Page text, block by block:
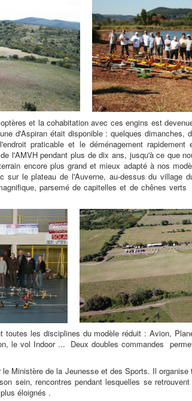
et la cohabitation avec ces engins est
d'Aspiran était disponible : quelques dimanches,
praticable et le déménagement rapidement
l'AMVH pendant plus de dix ans, jusqu'à ce que
encore plus grand et mieux adapté à nos
sur le plateau de l'Auverne, au-dessus du village
parsemé de capitelles et de chênes
toutes les disciplines du modèle réduit : Avion,
le vol Indoor ... Deux doubles commandes
Ministère de la Jeunesse et des Sports. Il
sein, rencontres pendant lesquelles se
éloignés .